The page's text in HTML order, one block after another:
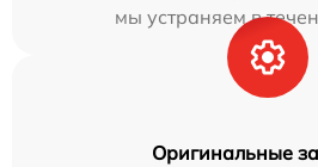
мы устраняем в
Оригинальные